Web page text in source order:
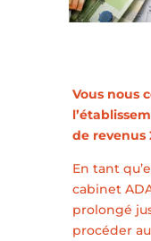
Vous nous
de revenus
En tant
cabinet
prolongé
procéder